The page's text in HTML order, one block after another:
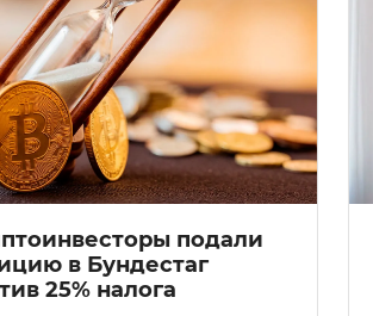
подали
в Бундестаг
25% налога